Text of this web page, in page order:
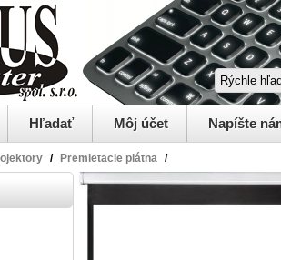
Hľadať Môj účet Napíšte
/ Premietacie plátna /